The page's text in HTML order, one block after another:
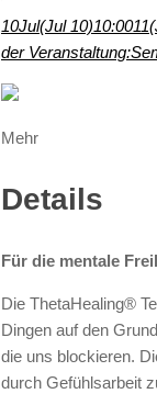
10Jul(Jul 10)10:0011
der Veranstaltung:
Mehr
Details
Für die mentale
Die ThetaHealing®
Dingen auf den
die uns blockieren.
durch Gefühlsarbeit